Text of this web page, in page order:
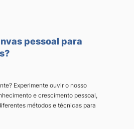
pessoal para
Experimente ouvir o nosso
e crescimento pessoal,
métodos e técnicas para